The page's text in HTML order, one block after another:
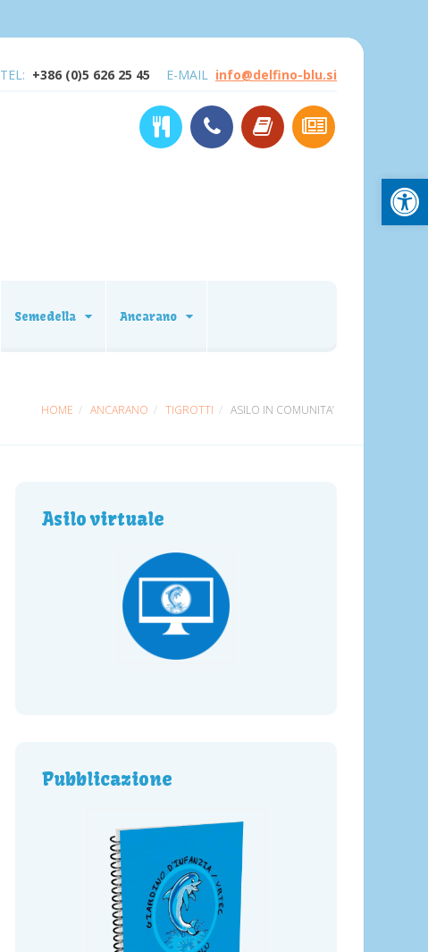
TEL: +386 (0)5 626 25 45 E-MAIL info@delfino-blu.si
Semedella Ancarano
HOME ANCARANO TIGROTTI ASILO IN COMUNITA’
Asilo virtuale
Pubblicazione